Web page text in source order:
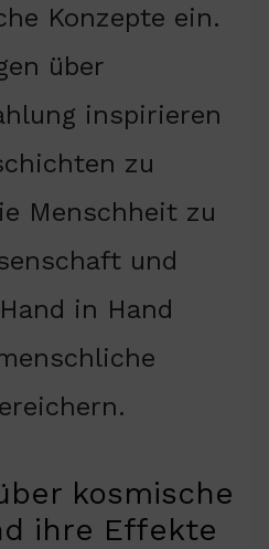
Konzepte ein.
über
inspirieren
zu
Menschheit zu
und
in Hand
kosmische
ihre Effekte